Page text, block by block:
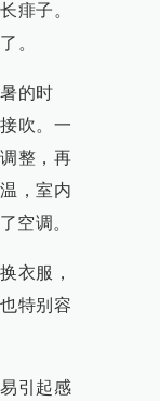
痱子。
。
的时
吹。一
整，再
，室内
空调。
衣服，
特别容
引起感